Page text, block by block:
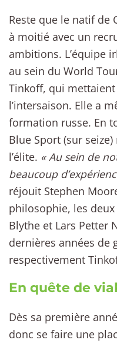
Reste que le natif de
à moitié avec un
ambitions. L’équipe
au sein du World
Tinkoff, qui
l’intersaison. Elle a
formation russe. En
Blue Sport (sur
l’élite. « Au sein de
beaucoup
réjouit Stephen
philosophie, les
Blythe et Lars Petter
dernières années de
respectivement
En quête de
Dès sa première
donc se faire une